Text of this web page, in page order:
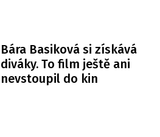
Bára Basiková si získává
diváky. To film ještě ani
nevstoupil do kin